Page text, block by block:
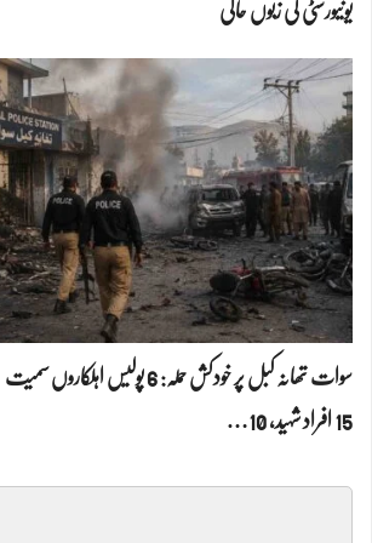
یونیورسٹی کی زبوں حالی
سوات تھانہ کبل پر خودکش حملہ: 6 پولیس اہلکاروں سمیت
15 افراد شہید، 10…